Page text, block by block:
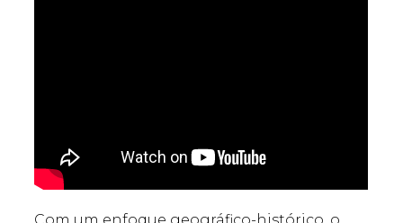
Com um enfoque geográfico-histórico, o